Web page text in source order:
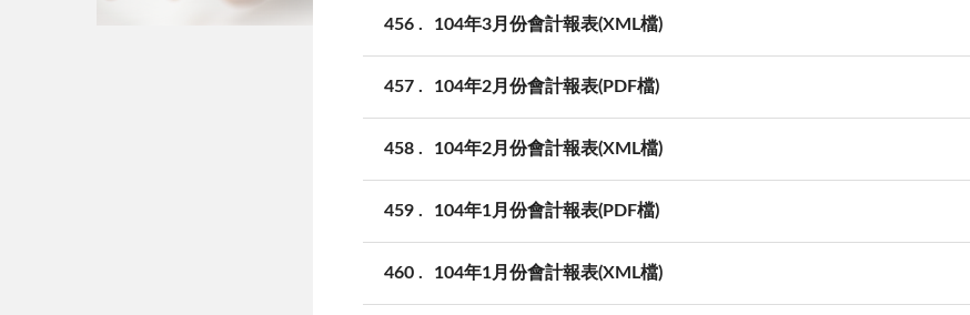
456 104年3月份會計報表(XML檔)
457 104年2月份會計報表(PDF檔)
458 104年2月份會計報表(XML檔)
459 104年1月份會計報表(PDF檔)
460 104年1月份會計報表(XML檔)